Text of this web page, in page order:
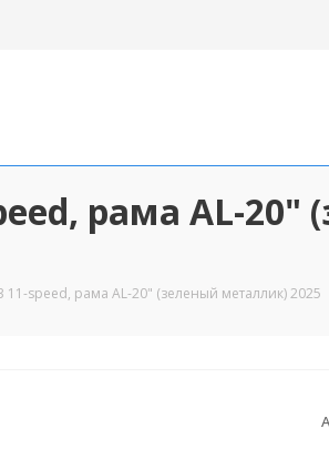
рама AL-
speed, рама AL-20" (зеленый металлик) 2025